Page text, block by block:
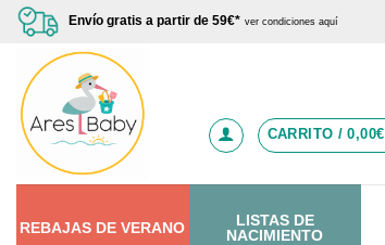
Saltar
contenido
Envío gratis a partir de 59€* ver condiciones aquí
CARRITO /0,00€
REBAJAS DEVERANO
LISTAS DE
NACIMIENTO